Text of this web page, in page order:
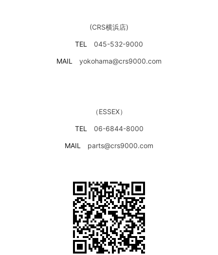
(CRS横浜店)
TEL 045-532-9000
MAIL yokohama@crs9000.com
（ESSEX）
TEL 06-6844-8000
MAIL parts@crs9000.com